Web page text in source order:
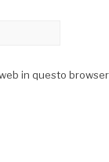
in questo